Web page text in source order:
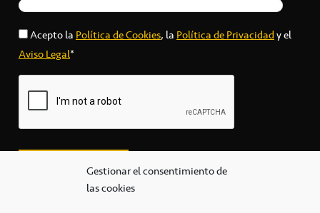
Gestionar el consentimiento de
las cookies
Acepto laPolítica de Cookies, laPolítica de Privacidady el
Aviso Legal*